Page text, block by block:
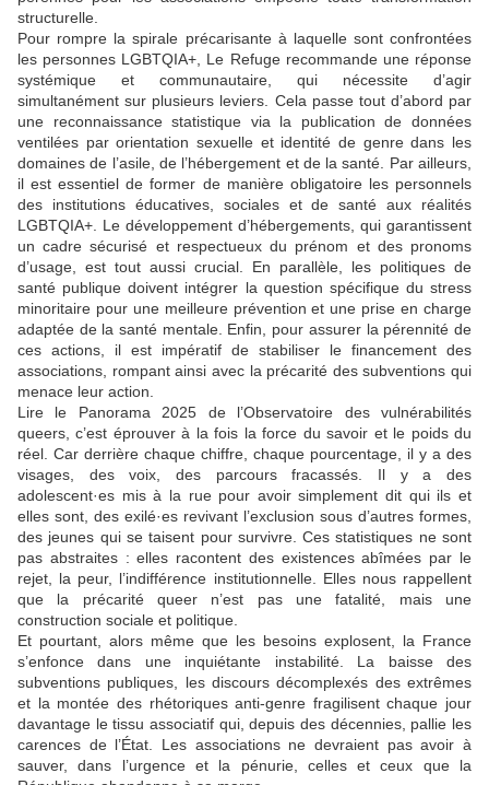
structurelle.
Pour rompre la spirale précarisante à laquelle sont confrontées
les personnes LGBTQIA+, Le Refuge recommande une réponse
systémique et communautaire, qui nécessite d’agir
simultanément sur plusieurs leviers. Cela passe tout d’abord par
une reconnaissance statistique via la publication de données
ventilées par orientation sexuelle et identité de genre dans les
domaines de l’asile, de l’hébergement et de la santé. Par ailleurs,
il est essentiel de former de manière obligatoire les personnels
des institutions éducatives, sociales et de santé aux réalités
LGBTQIA+. Le développement d’hébergements, qui garantissent
un cadre sécurisé et respectueux du prénom et des pronoms
d’usage, est tout aussi crucial. En parallèle, les politiques de
santé publique doivent intégrer la question spécifique du stress
minoritaire pour une meilleure prévention et une prise en charge
adaptée de la santé mentale. Enfin, pour assurer la pérennité de
ces actions, il est impératif de stabiliser le financement des
associations, rompant ainsi avec la précarité des subventions qui
menace leur action.
Lire le Panorama 2025 de l’Observatoire des vulnérabilités
queers, c’est éprouver à la fois la force du savoir et le poids du
réel. Car derrière chaque chiffre, chaque pourcentage, il y a des
visages, des voix, des parcours fracassés. Il y a des
adolescent·es mis à la rue pour avoir simplement dit qui ils et
elles sont, des exilé·es revivant l’exclusion sous d’autres formes,
des jeunes qui se taisent pour survivre. Ces statistiques ne sont
pas abstraites : elles racontent des existences abîmées par le
rejet, la peur, l’indifférence institutionnelle. Elles nous rappellent
que la précarité queer n’est pas une fatalité, mais une
construction sociale et politique.
Et pourtant, alors même que les besoins explosent, la France
s’enfonce dans une inquiétante instabilité. La baisse des
subventions publiques, les discours décomplexés des extrêmes
et la montée des rhétoriques anti-genre fragilisent chaque jour
davantage le tissu associatif qui, depuis des décennies, pallie les
carences de l’État. Les associations ne devraient pas avoir à
sauver, dans l’urgence et la pénurie, celles et ceux que la